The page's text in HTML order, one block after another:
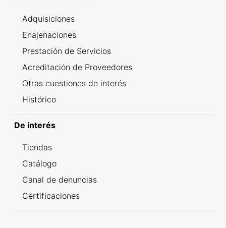
Adquisiciones
Enajenaciones
Prestación de Servicios
Acreditación de Proveedores
Otras cuestiones de interés
Histórico
De interés
Tiendas
Catálogo
Canal de denuncias
Certificaciones